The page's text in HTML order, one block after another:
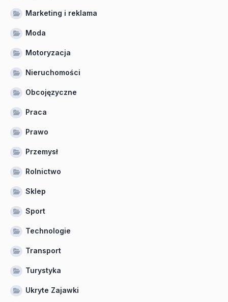
Marketing i reklama
Moda
Motoryzacja
Nieruchomości
Obcojęzyczne
Praca
Prawo
Przemysł
Rolnictwo
Sklep
Sport
Technologie
Transport
Turystyka
Ukryte Zajawki